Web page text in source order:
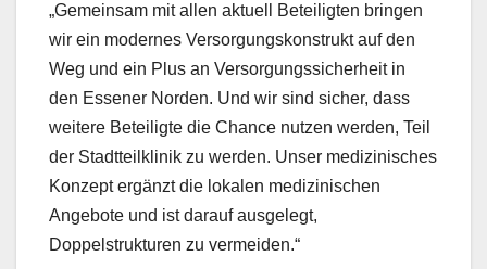
„Gemeinsam mit allen aktuell Beteiligten bringen
wir ein modernes Versorgungskonstrukt auf den
Weg und ein Plus an Versorgungssicherheit in
den Essener Norden. Und wir sind sicher, dass
weitere Beteiligte die Chance nutzen werden, Teil
der Stadtteilklinik zu werden. Unser medizinisches
Konzept ergänzt die lokalen medizinischen
Angebote und ist darauf ausgelegt,
Doppelstrukturen zu vermeiden.“